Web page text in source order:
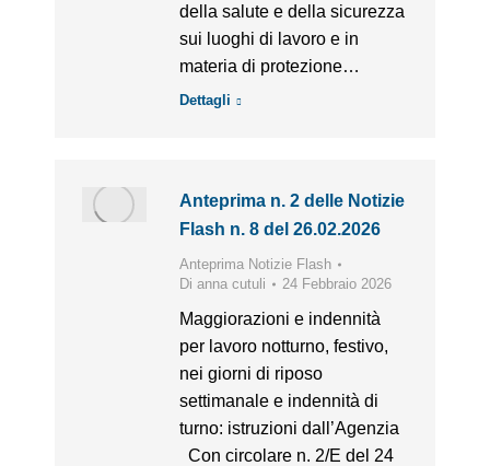
della salute e della sicurezza
sui luoghi di lavoro e in
materia di protezione…
Dettagli
Anteprima n. 2 delle Notizie
Flash n. 8 del 26.02.2026
Anteprima Notizie Flash
Dianna cutuli 24 Febbraio 2026
Maggiorazioni e indennità
per lavoro notturno, festivo,
nei giorni di riposo
settimanale e indennità di
turno: istruzioni dall’Agenzia
Con circolare n. 2/E del 24